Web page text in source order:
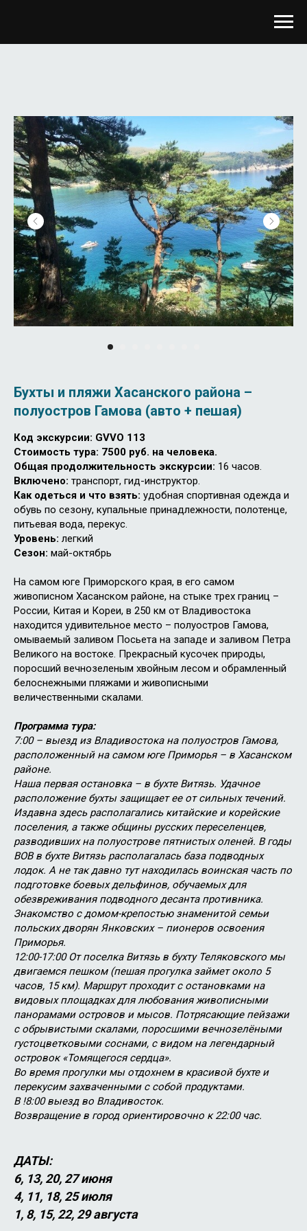
Бухты и пляжи Хасанского района –
полуостров Гамова (авто + пешая)
Код экскурсии: GVVO 113
Стоимость тура: 7500 руб. на человека.
Общая продолжительность экскурсии: 16 часов.
Включено: транспорт, гид-инструктор.
Как одеться и что взять: удобная спортивная одежда и
обувь по сезону, купальные принадлежности, полотенце,
питьевая вода, перекус.
Уровень: легкий
Cезон: май-октябрь
На самом юге Приморского края, в его самом
живописном Хасанском районе, на стыке трех границ –
России, Китая и Кореи, в 250 км от Владивостока
находится удивительное место – полуостров Гамова,
омываемый заливом Посьета на западе и заливом Петра
Великого на востоке. Прекрасный кусочек природы,
поросший вечнозеленым хвойным лесом и обрамленный
белоснежными пляжами и живописными
величественными скалами.
Программа тура:
7:00 – выезд из Владивостока на полуостров Гамова,
расположенный на самом юге Приморья – в Хасанском
районе.
Наша первая остановка – в бухте Витязь. Удачное
расположение бухты защищает ее от сильных течений.
Издавна здесь располагались китайские и корейские
поселения, а также общины русских переселенцев,
разводивших на полуострове пятнистых оленей. В годы
ВОВ в бухте Витязь располагалась база подводных
лодок. А не так давно тут находилась воинская часть по
подготовке боевых дельфинов, обучаемых для
обезвреживания подводного десанта противника.
Знакомство с домом-крепостью знаменитой семьи
польских дворян Янковских – пионеров освоения
Приморья.
12:00-17:00 От поселка Витязь в бухту Теляковского мы
двигаемся пешком (пешая прогулка займет около 5
часов, 15 км). Маршрут проходит с остановками на
видовых площадках для любования живописными
панорамами островов и мысов. Потрясающие пейзажи
с обрывистыми скалами, поросшими вечнозелёными
густоцветковыми соснами, с видом на легендарный
островок «Томящегося сердца».
Во время прогулки мы отдохнем в красивой бухте и
перекусим захваченными с собой продуктами.
В !8:00 выезд во Владивосток.
Возвращение в город ориентировочно к 22:00 час.
ДАТЫ:
6, 13, 20, 27 июня
4, 11, 18, 25 июля
1, 8, 15, 22, 29 августа